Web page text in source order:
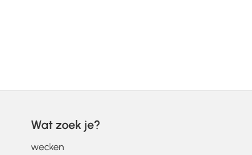
Wat zoek je?
wecken